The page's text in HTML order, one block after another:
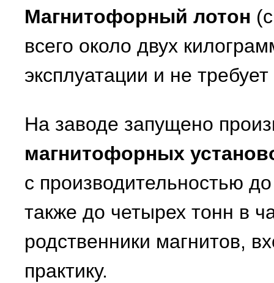
Магнитофорный лотон
всего около двух
эксплуатации и не
На заводе запущено
магнитофорных
с производительностью
также до четырех тонн в
родственники магнитов,
практику.